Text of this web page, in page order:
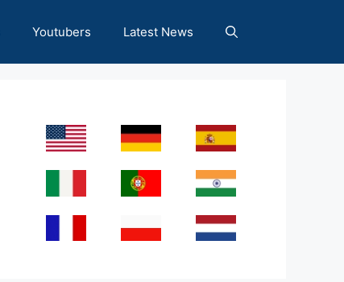
Youtubers Latest News